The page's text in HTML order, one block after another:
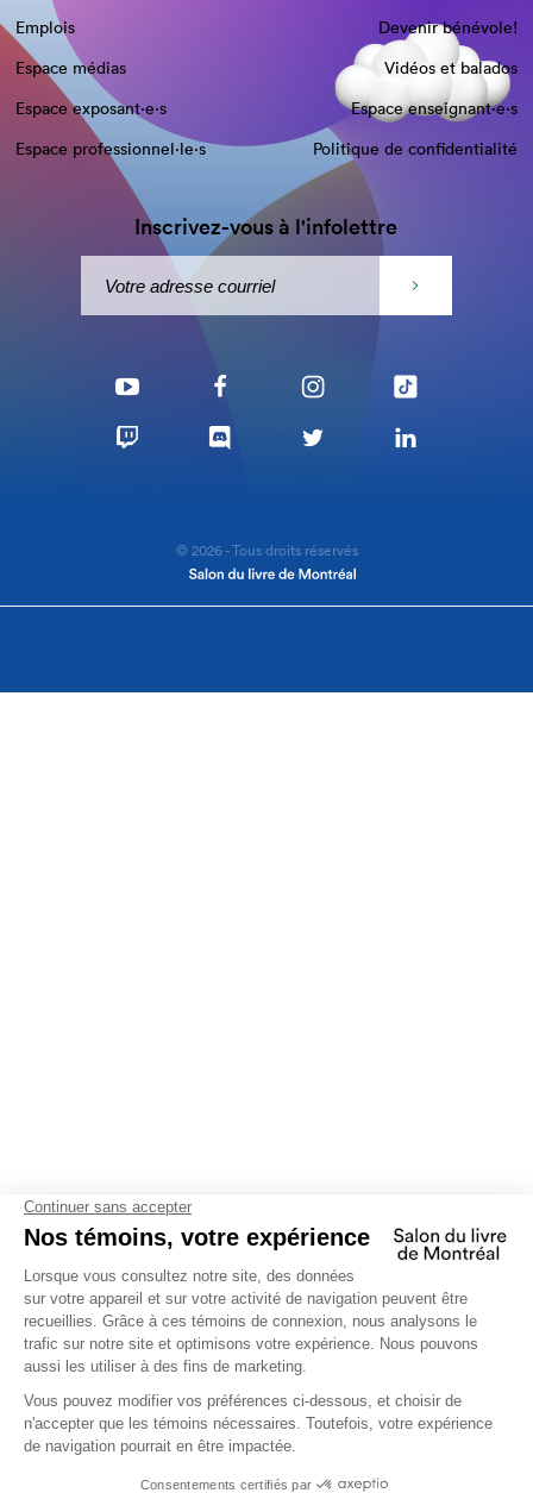
Emplois
Devenir bénévole!
Espace médias
Vidéos et balados
Espace exposant·e⋅s
Espace enseignant·e⋅s
Espace professionnel·le⋅s
Politique de confidentialité
Inscrivez-vous à l'infolettre
© 2026 - Tous droits réservés